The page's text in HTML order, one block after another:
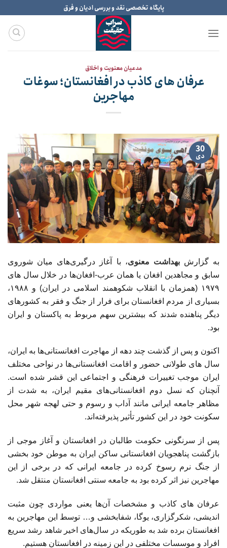
to
content
پایگاه تخصصی نقد و بررسی ادیان و فرق
مدعیان معنویت و اخلاق
عرفان های کاذب در افغانستان؛ سوغات
مهاجرین
30
دی
به گزارشبهداشت معنوی، با آغاز درگیری‌های میان شوروی
سابق و مجاهدین افغان یا همان عرب-افغان‌ها در خلال سال های
۱۹۷۹ (همزمان با انقلاب شکوهمند اسلامی در ایران) و ۱۹۸۸،
بسیاری از مردم افغانستان برای فرار از جنگ و فقر به کشورهای
دیگر پناهنده شدند که بیشترین سهم مربوط به پاکستان و ایران
بود.
اکنون و پس از گذشت چند دهه از مهاجرت افغانستانی‌ها به ایران،
سال‌ های طولانی حضور و اقامت افغانستانی‌ها در نواحی مختلف
ایران موجب تغییرات فرهنگی و اجتماعی این قشر شده است.
آنچنان که نسل دوم افغانستانی‌های مقیم ایران،‌ به شدت از
مظاهر جامعه ایرانی مانند آداب و رسوم و حتی لهجه شهر محل
سکونت خود در این کشور تأثیر پذیرفته‌اند.
پس از سرنگونی حکومت طالبان در افغانستان و آغاز موجی از
بازگشت پناهجویان افغانستانی ساکن ایران به موطن خود بخشی
از جنگ نرم رسوخ کرده در جامعه ایرانی که در برخی از این
مهاجرین نیز اثر کرده بود به جامعه سنتی افغانستان منتقل شد.
عرفان های کاذب و مشخصات آن‌ها یعنی مواردی چون مثبت
اندیشی، شکرگزاری، یوگا، شفابخشی و… توسط این مهاجرین به
افغانستان برده شد به طوریکه در سال‌های اخیر شاهد رشد سریع
افراد و موسسات مختلفی در این زمینه در افغانستان هستیم.